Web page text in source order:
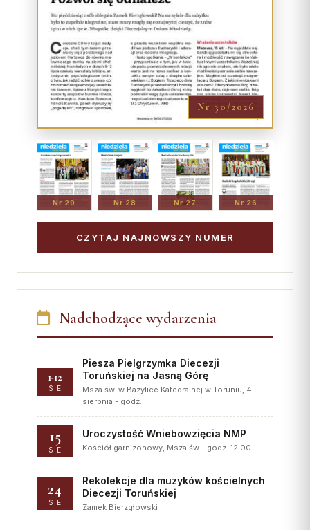
Nr 30/2026
Nr 29 Nr 28 Nr 27 Nr 26
CZYTAJ NAJNOWSZY NUMER
Nadchodzące wydarzenia
1-12
SIE
Piesza Pielgrzymka Diecezji
Toruńskiej na Jasną Górę
Msza św. w Bazylice Katedralnej w Toruniu, 4
sierpnia - godz…
15
SIE
Uroczystość Wniebowzięcia NMP
Kościół garnizonowy, Msza św - godz. 12.00
24
SIE
Rekolekcje dla muzyków kościelnych
Diecezji Toruńskiej
Zamek Bierzgłowski